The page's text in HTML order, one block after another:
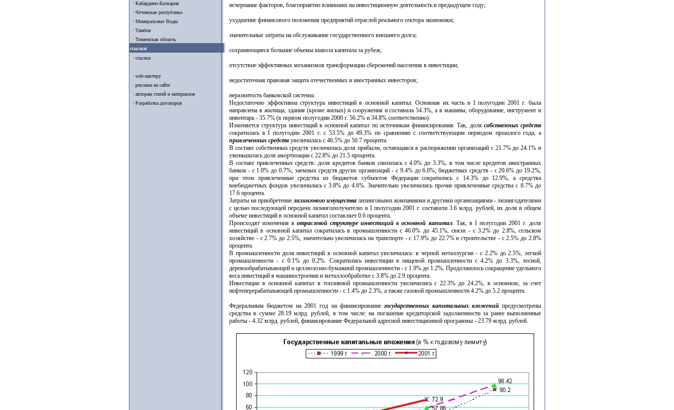
Кабардино-Балкария
Чеченская республика
Минеральные Воды
Тамбов
Тюменская область
ссылки
ссылки
web-мастеру
реклама на сайте
авторам статей и материалов
Разработка договоров
исчерпание факторов, благоприятно влиявших на инвестиционную деятельность в предыдущем году;
ухудшение финансового положения предприятий отраслей реального сектора экономики;
значительные затраты на обслуживание государственного внешнего долга;
сохраняющиеся большие объемы вывоза капитала за рубеж;
отсутствие эффективных механизмов трансформации сбережений населения в инвестиции;
недостаточная правовая защита отечественных и иностранных инвесторов;
неразвитость банковской системы.
Недостаточно эффективна структура инвестиций в основной капитал. Основная их часть в I полугодии 2001 г. была
направлена в жилища, здания (кроме жилых) и сооружения и составила 54.3%, а в машины, оборудование, инструмент и
инвентарь - 35.7% (в первом полугодии 2000 г. 56.2% и 34.8% соответственно).
Изменяется структура инвестиций в основной капитал по источникам финансирования. Так, доля собственных средств
сократилась в I полугодии 2001 г. с 53.5% до 49.3% по сравнению с соответствующим периодом прошлого года, а
привлеченных средств увеличилась с 46.5% до 50.7 процента.
В составе собственных средств увеличилась доля прибыли, остающаяся в распоряжении организаций с 21.7% до 24.1% и
уменьшилась доля амортизации с 22.8% до 21.5 процента.
В составе привлеченных средств: доля кредитов банков снизилась с 4.0% до 3.3%, в том числе кредитов иностранных
банков - с 1.0% до 0.7%; заемных средств других организаций - с 9.4% до 6.0%; бюджетных средств - с 20.6% до 19.2%,
при этом привлеченные средства из бюджетов субъектов Федерации сократились с 14.3% до 12.9%, а средства
внебюджетных фондов увеличились с 3.8% до 4.6%. Значительно увеличились прочие привлеченные средства с 8.7% до
17.6 процента.
Затраты на приобретениелизингового имущества лизинговыми компаниями и другими организациями - лизингодателями
с целью последующей передачи лизингополучателю в I полугодии 2001 г. составили 3.6 млрд. рублей, их доля в общем
объеме инвестиций в основной капитал составляет 0.6 процента.
Происходят изменения вотраслевой структуре инвестиций в основной капитал. Так, в I полугодии 2001 г. доля
инвестиций в основной капитал сократилась в промышленности с 46.0% до 45.1%, связи - с 3.2% до 2.8%, сельском
хозяйстве - с 2.7% до 2.5%, значительно увеличилась на транспорте - с 17.9% до 22.7% и строительстве - с 2.5% до 2.8%
процента.
В промышленности доля инвестиций в основной капитал увеличилась: в черной металлургии - с 2.2% до 2.5%, легкой
промышленности - с 0.1% до 0.2%. Сократились инвестиции в пищевой промышленности с 4.2% до 3.3%, лесной,
деревообрабатывающей и целлюлозно-бумажной промышленности - с 1.9% до 1.2%. Продолжилось сокращение удельного
веса инвестиций в машиностроении и металлообработке с 3.8% до 2.9 процента.
Инвестиции в основной капитал в топливной промышленности увеличились с 22.3% до 24.2%, в основном, за счет
нефтеперерабатывающей промышленности - с 1.4% до 2.3%, а также газовой промышленности 4.2% до 5.2 процента.
Федеральным бюджетом на 2001 год на финансирование государственных капитальных вложений предусмотрены
средства в сумме 28.19 млрд. рублей, в том числе: на погашение кредиторской задолженности за ранее выполненные
работы - 4.32 млрд. рублей, финансирование Федеральной адресной инвестиционной программы - 23.79 млрд. рублей.